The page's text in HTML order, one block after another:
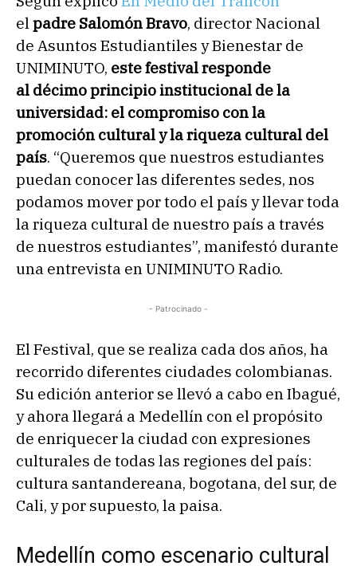
el padre Salomón Bravo, director Nacional
de Asuntos Estudiantiles y Bienestar de
UNIMINUTO, este festival responde
al décimo principio institucional de la
universidad: el compromiso con la
promoción cultural y la riqueza cultural del
país. “Queremos que nuestros estudiantes
puedan conocer las diferentes sedes, nos
podamos mover por todo el país y llevar toda
la riqueza cultural de nuestro país a través
de nuestros estudiantes”, manifestó durante
una entrevista en UNIMINUTO Radio.
- Patrocinado -
El Festival, que se realiza cada dos años, ha
recorrido diferentes ciudades colombianas.
Su edición anterior se llevó a cabo en Ibagué,
y ahora llegará a Medellín con el propósito
de enriquecer la ciudad con expresiones
culturales de todas las regiones del país:
cultura santandereana, bogotana, del sur, de
Cali, y por supuesto, la paisa.
Medellín como escenario cultural